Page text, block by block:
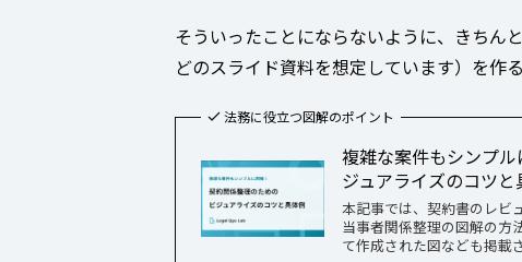
そういったことにならないように、きちん
どのスライド資料を想定しています）を作
法務に役立つ図解のポイント
複雑な案件もシンプ
ジュアライズのコツと
本記事では、契約書のレビ
当事者関係整理の図解の方
て作成された図なども掲載